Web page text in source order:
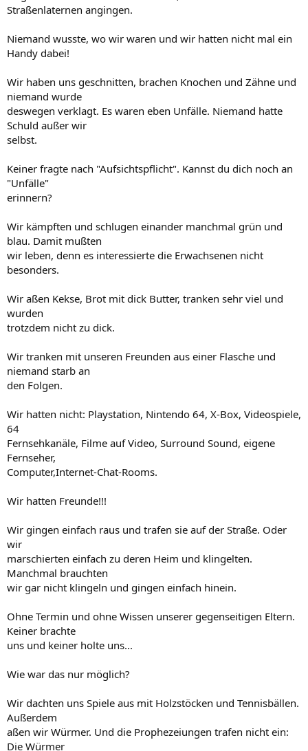
Straßenlaternen angingen.
Niemand wusste, wo wir waren und wir hatten nicht mal ein
Handy dabei!
Wir haben uns geschnitten, brachen Knochen und Zähne und
niemand wurde
deswegen verklagt. Es waren eben Unfälle. Niemand hatte
Schuld außer wir
selbst.
Keiner fragte nach "Aufsichtspflicht". Kannst du dich noch an
"Unfälle"
erinnern?
Wir kämpften und schlugen einander manchmal grün und
blau. Damit mußten
wir leben, denn es interessierte die Erwachsenen nicht
besonders.
Wir aßen Kekse, Brot mit dick Butter, tranken sehr viel und
wurden
trotzdem nicht zu dick.
Wir tranken mit unseren Freunden aus einer Flasche und
niemand starb an
den Folgen.
Wir hatten nicht: Playstation, Nintendo 64, X-Box, Videospiele,
64
Fernsehkanäle, Filme auf Video, Surround Sound, eigene
Fernseher,
Computer,Internet-Chat-Rooms.
Wir hatten Freunde!!!
Wir gingen einfach raus und trafen sie auf der Straße. Oder
wir
marschierten einfach zu deren Heim und klingelten.
Manchmal brauchten
wir gar nicht klingeln und gingen einfach hinein.
Ohne Termin und ohne Wissen unserer gegenseitigen Eltern.
Keiner brachte
uns und keiner holte uns...
Wie war das nur möglich?
Wir dachten uns Spiele aus mit Holzstöcken und Tennisbällen.
Außerdem
aßen wir Würmer. Und die Prophezeiungen trafen nicht ein:
Die Würmer